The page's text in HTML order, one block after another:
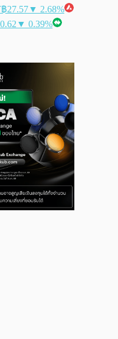
฿27.57▼ 2.68%
▼ 0.39%